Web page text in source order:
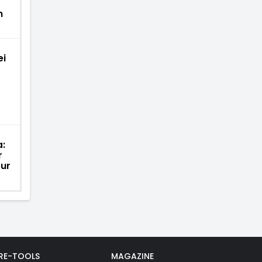
TOOLS MAGAZINE